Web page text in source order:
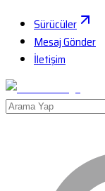
Sürücüler
Mesaj Gönder
İletişim